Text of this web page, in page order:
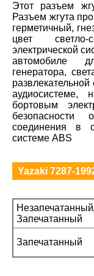
Этот разъем
Разъем жгута
герметичный,
цвет
электрической
автомобиле
генератора,
аудиосистеме,
бортовым
безопасности
соединения в
системе ABS
Yazaki 7287-
Запечатанный
Запечатанный